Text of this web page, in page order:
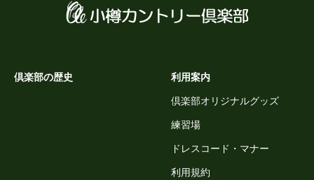
倶楽部の歴史 利用案内
倶楽部オリジナルグッズ
練習場
ドレスコード・マナー
利用規約